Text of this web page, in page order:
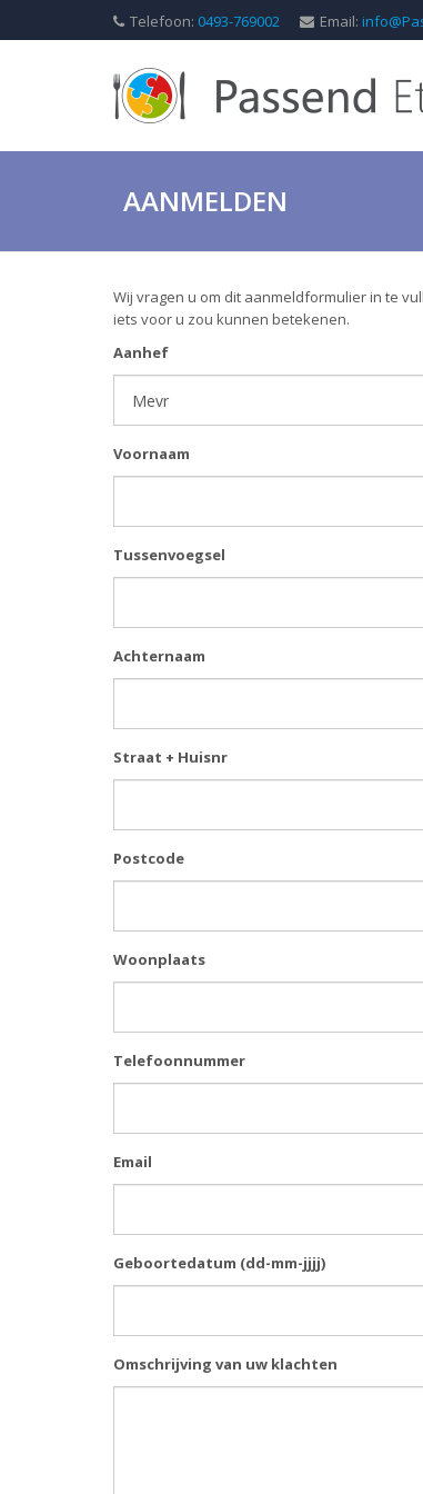
Telefoon: 0493-769002 Email:
AANMELDEN
Wij vragen u om dit aanmeldformulier in te
iets voor u zou kunnen betekenen.
Aanhef
Voornaam
Tussenvoegsel
Achternaam
Straat + Huisnr
Postcode
Woonplaats
Telefoonnummer
Email
Geboortedatum (dd-mm-jjjj)
Omschrijving van uw klachten